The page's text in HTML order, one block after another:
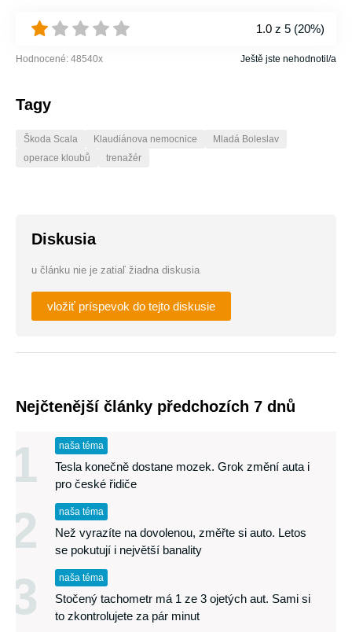
1.0 z 5 (20%)
Hodnocené: 48540x Ještě jste nehodnotil/a
Tagy
Škoda Scala Klaudiánova nemocnice
Mladá Boleslav
operace kloubů
trenažér
Diskusia
u článku nie je zatiaľ žiadna diskusia
vložiť príspevok do tejto diskusie
Nejčtenější články předchozích 7 dnů
1 naša téma
Tesla konečně dostane mozek. Grok změní auta i
pro české řidiče
2 naša téma
Než vyrazíte na dovolenou, změřte si auto. Letos
se pokutují i největší banality
3 naša téma
Stočený tachometr má 1 ze 3 ojetých aut. Sami si
to zkontrolujete za pár minut